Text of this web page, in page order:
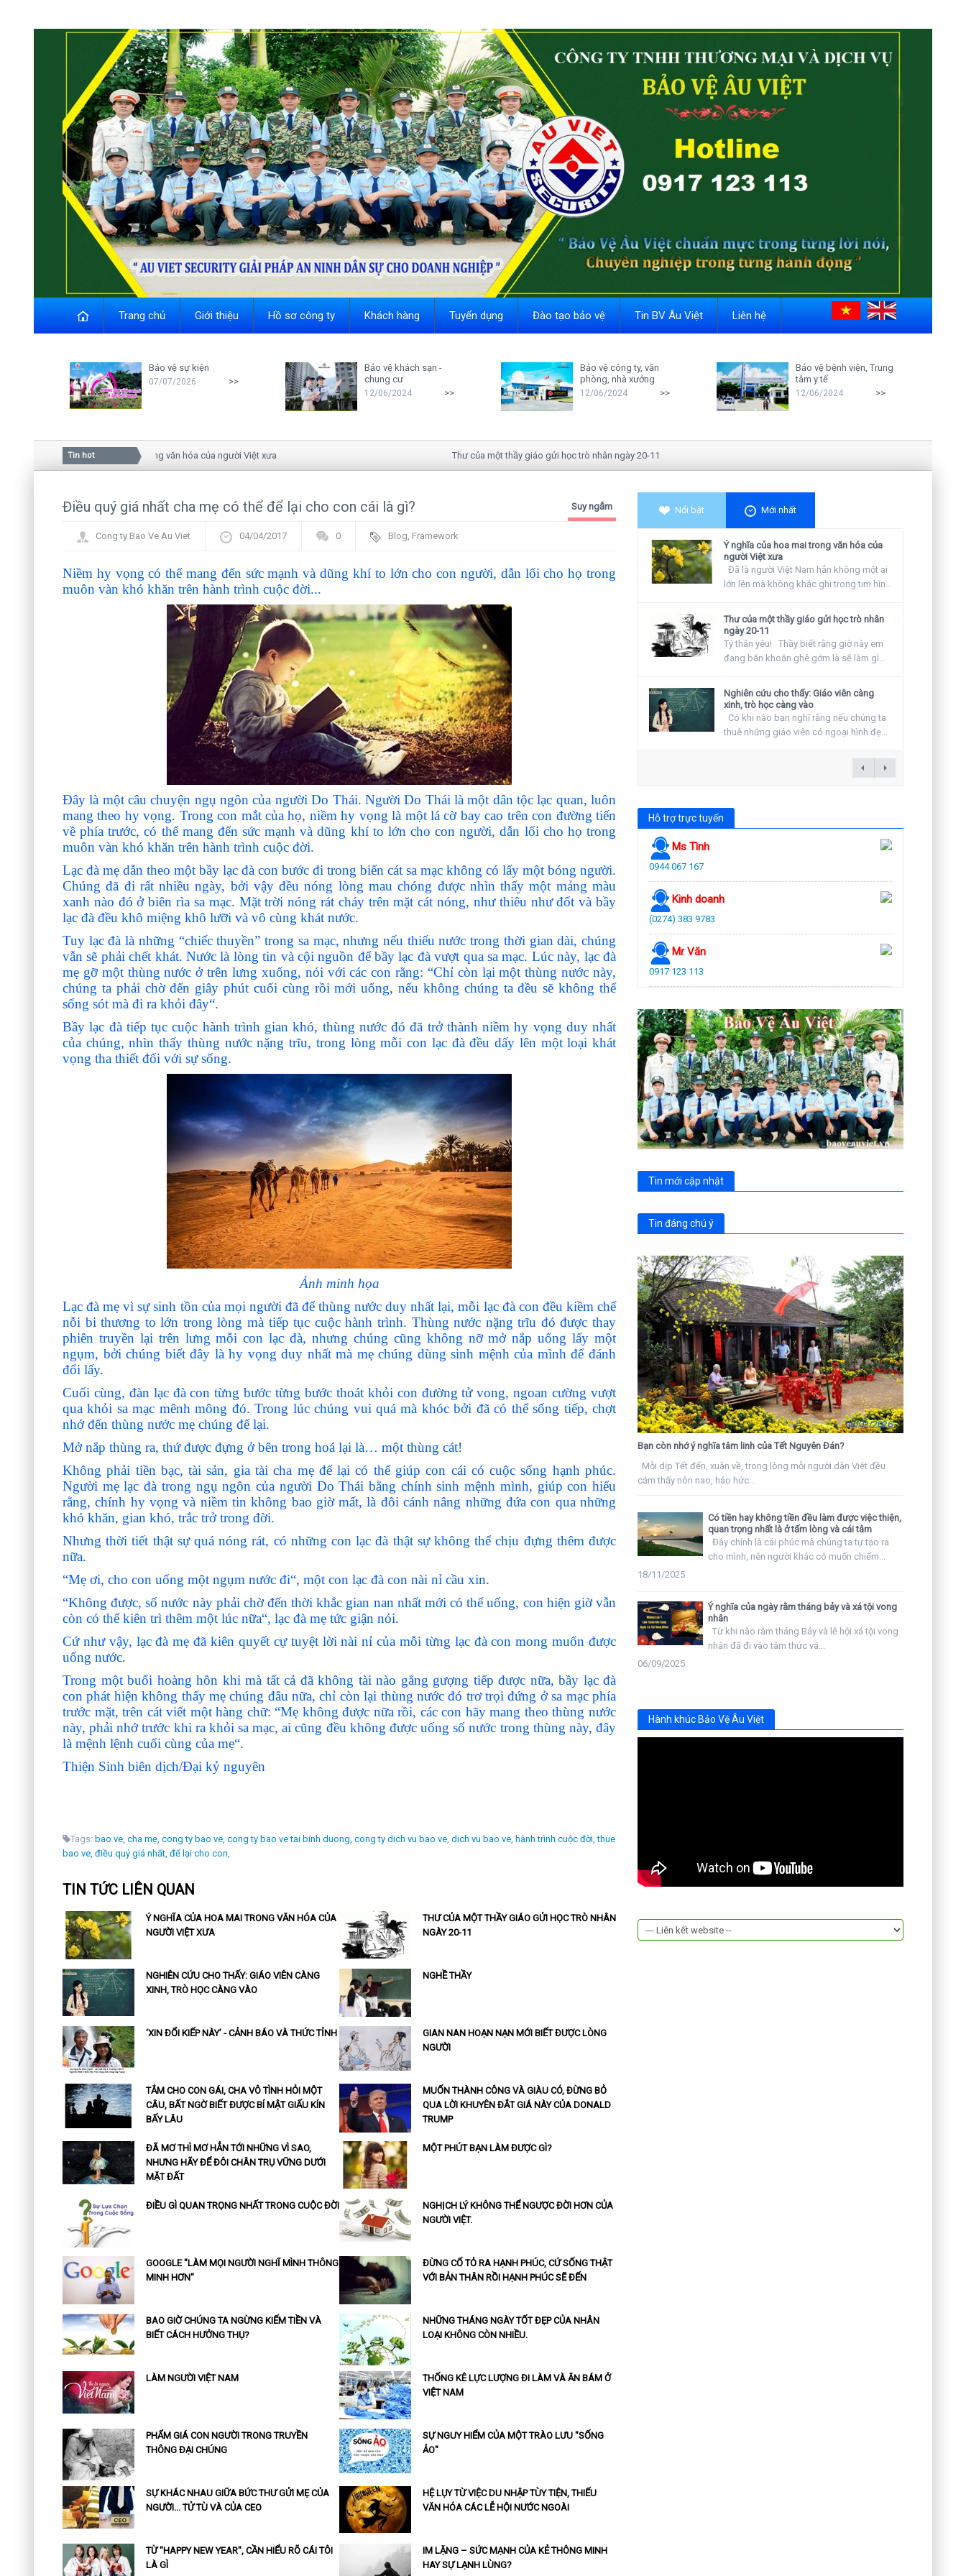
Trang chủ Giới thiệu Hồ sơ công ty Khách hàng Tuyển dụng Đào tạo bảo vệ Tin BV Âu Việt Liên hệ
Bảo vệ sự kiện
07/07/2026 >>
Bảo vệ khách sạn -
chung cư
12/06/2024 >>
Bảo vệ công ty, văn
phòng, nhà xưởng
12/06/2024 >>
Bảo vệ bệnh viện, Trung
tâm y tế
12/06/2024 >>
Tin hot
Ý nghĩa của hoa mai trong văn hóa của người Việt xưa Thư của một thầy giáo gửi học trò nhân ngày 20-11
Điều quý giá nhất cha mẹ có thể để lại cho con cái là gì? Suy ngẫm
Cong ty Bao Ve Au Viet 04/04/2017 0 Blog, Framework
Niềm hy vọng có thể mang đến sức mạnh và dũng khí to lớn cho con người, dẫn lối cho họ trong
muôn vàn khó khăn trên hành trình cuộc đời...
Đây là một câu chuyện ngụ ngôn của người Do Thái. Người Do Thái là một dân tộc lạc quan, luôn
mang theo hy vọng. Trong con mắt của họ, niềm hy vọng là một lá cờ bay cao trên con đường tiến
về phía trước, có thể mang đến sức mạnh và dũng khí to lớn cho con người, dẫn lối cho họ trong
muôn vàn khó khăn trên hành trình cuộc đời.
Lạc đà mẹ dẫn theo một bầy lạc đà con bước đi trong biển cát sa mạc không có lấy một bóng người.
Chúng đã đi rất nhiều ngày, bởi vậy đều nóng lòng mau chóng được nhìn thấy một mảng màu
xanh nào đó ở biên rìa sa mạc. Mặt trời nóng rát cháy trên mặt cát nóng, như thiêu như đốt và bầy
lạc đà đều khô miệng khô lưỡi và vô cùng khát nước.
Tuy lạc đà là những “chiếc thuyền” trong sa mạc, nhưng nếu thiếu nước trong thời gian dài, chúng
vẫn sẽ phải chết khát. Nước là lòng tin và cội nguồn để bầy lạc đà vượt qua sa mạc. Lúc này, lạc đà
mẹ gỡ một thùng nước ở trên lưng xuống, nói với các con rằng: “Chỉ còn lại một thùng nước này,
chúng ta phải chờ đến giây phút cuối cùng rồi mới uống, nếu không chúng ta đều sẽ không thể
sống sót mà đi ra khỏi đây“.
Bầy lạc đà tiếp tục cuộc hành trình gian khó, thùng nước đó đã trở thành niềm hy vọng duy nhất
của chúng, nhìn thấy thùng nước nặng trĩu, trong lòng mỗi con lạc đà đều dấy lên một loại khát
vọng tha thiết đối với sự sống.
Ảnh minh họa
Lạc đà mẹ vì sự sinh tồn của mọi người đã để thùng nước duy nhất lại, mỗi lạc đà con đều kiềm chế
nỗi bi thương to lớn trong lòng mà tiếp tục cuộc hành trình. Thùng nước nặng trĩu đó được thay
phiên truyền lại trên lưng mỗi con lạc đà, nhưng chúng cũng không nỡ mở nắp uống lấy một
ngụm, bởi chúng biết đây là hy vọng duy nhất mà mẹ chúng dùng sinh mệnh của mình để đánh
đổi lấy.
Cuối cùng, đàn lạc đà con từng bước từng bước thoát khỏi con đường tử vong, ngoan cường vượt
qua khỏi sa mạc mênh mông đó. Trong lúc chúng vui quá mà khóc bởi đã có thể sống tiếp, chợt
nhớ đến thùng nước mẹ chúng để lại.
Mở nắp thùng ra, thứ được đựng ở bên trong hoá lại là… một thùng cát!
Không phải tiền bạc, tài sản, gia tài cha mẹ để lại có thể giúp con cái có cuộc sống hạnh phúc.
Người mẹ lạc đà trong ngụ ngôn của người Do Thái bằng chính sinh mệnh mình, giúp con hiểu
rằng, chính hy vọng và niềm tin không bao giờ mất, là đôi cánh nâng những đứa con qua những
khó khăn, gian khó, trắc trở trong đời.
Nhưng thời tiết thật sự quá nóng rát, có những con lạc đà thật sự không thể chịu đựng thêm được
nữa.
“Mẹ ơi, cho con uống một ngụm nước đi“, một con lạc đà con nài nỉ cầu xin.
“Không được, số nước này phải chờ đến thời khắc gian nan nhất mới có thể uống, con hiện giờ vẫn
còn có thể kiên trì thêm một lúc nữa“, lạc đà mẹ tức giận nói.
Cứ như vậy, lạc đà mẹ đã kiên quyết cự tuyệt lời nài nỉ của mỗi từng lạc đà con mong muốn được
uống nước.
Trong một buổi hoàng hôn khi mà tất cả đã không tài nào gắng gượng tiếp được nữa, bầy lạc đà
con phát hiện không thấy mẹ chúng đâu nữa, chỉ còn lại thùng nước đó trơ trọi đứng ở sa mạc phía
trước mặt, trên cát viết một hàng chữ: “Mẹ không được nữa rồi, các con hãy mang theo thùng nước
này, phải nhớ trước khi ra khỏi sa mạc, ai cũng đều không được uống số nước trong thùng này, đây
là mệnh lệnh cuối cùng của mẹ“.
Thiện Sinh biên dịch/Đại kỷ nguyên
Tags: bao ve, cha mẹ, cong ty bao ve, cong ty bao ve tai binh duong, cong ty dich vu bao ve, dich vu bao ve, hành trình cuộc đời, thue
bao ve, điều quý giá nhất, để lại cho con,
TIN TỨC LIÊN QUAN
Ý NGHĨA CỦA HOA MAI TRONG VĂN HÓA CỦA
NGƯỜI VIỆT XƯA
THƯ CỦA MỘT THẦY GIÁO GỬI HỌC TRÒ NHÂN
NGÀY 20-11
NGHIÊN CỨU CHO THẤY: GIÁO VIÊN CÀNG
XINH, TRÒ HỌC CÀNG VÀO
NGHỀ THẦY
‘XIN ĐỔI KIẾP NÀY’ - CẢNH BÁO VÀ THỨC TỈNH
GIAN NAN HOẠN NẠN MỚI BIẾT ĐƯỢC LÒNG
NGƯỜI
TẮM CHO CON GÁI, CHA VÔ TÌNH HỎI MỘT
CÂU, BẤT NGỜ BIẾT ĐƯỢC BÍ MẬT GIẤU KÍN
BẤY LÂU
MUỐN THÀNH CÔNG VÀ GIÀU CÓ, ĐỪNG BỎ
QUA LỜI KHUYÊN ĐẮT GIÁ NÀY CỦA DONALD
TRUMP
ĐÃ MƠ THÌ MƠ HẲN TỚI NHỮNG VÌ SAO,
NHƯNG HÃY ĐỂ ĐÔI CHÂN TRỤ VỮNG DƯỚI
MẶT ĐẤT
MỘT PHÚT BẠN LÀM ĐƯỢC GÌ?
ĐIỀU GÌ QUAN TRỌNG NHẤT TRONG CUỘC ĐỜI
NGHỊCH LÝ KHÔNG THỂ NGƯỢC ĐỜI HƠN CỦA
NGƯỜI VIỆT.
GOOGLE "LÀM MỌI NGƯỜI NGHĨ MÌNH THÔNG
MINH HƠN"
ĐỪNG CỐ TỎ RA HẠNH PHÚC, CỨ SỐNG THẬT
VỚI BẢN THÂN RỒI HẠNH PHÚC SẼ ĐẾN
BAO GIỜ CHÚNG TA NGỪNG KIẾM TIỀN VÀ
BIẾT CÁCH HƯỞNG THỤ?
NHỮNG THÁNG NGÀY TỐT ĐẸP CỦA NHÂN
LOẠI KHÔNG CÒN NHIỀU.
LÀM NGƯỜI VIỆT NAM
THỐNG KÊ LỰC LƯỢNG ĐI LÀM VÀ ĂN BÁM Ở
VIỆT NAM
PHẨM GIÁ CON NGƯỜI TRONG TRUYỀN
THÔNG ĐẠI CHÚNG
SỰ NGUY HIỂM CỦA MỘT TRÀO LƯU "SỐNG
ẢO"
SỰ KHÁC NHAU GIỮA BỨC THƯ GỬI MẸ CỦA
NGƯỜI... TỬ TÙ VÀ CỦA CEO
HỆ LỤY TỪ VIỆC DU NHẬP TÙY TIỆN, THIẾU
VĂN HÓA CÁC LỄ HỘI NƯỚC NGOÀI
TỪ "HAPPY NEW YEAR", CẦN HIỂU RÕ CÁI TÔI
LÀ GÌ
IM LẶNG – SỨC MẠNH CỦA KẺ THÔNG MINH
HAY SỰ LẠNH LÙNG?
Nổi bật Mới nhất
Ý nghĩa của hoa mai trong văn hóa của
người Việt xưa
Đã là người Việt Nam hẳn không một ai
lớn lên mà không khắc ghi trong tim hình
Thư của một thầy giáo gửi học trò nhân
ngày 20-11
Tý thân yêu! Thầy biết rằng giờ này em
đang băn khoăn ghê gớm là sẽ làm gì
Nghiên cứu cho thấy: Giáo viên càng
xinh, trò học càng vào
Có khi nào bạn nghĩ rằng nếu chúng ta
thuê những giáo viên có ngoại hình đẹp
Hỗ trợ trực tuyến
Ms Tình
0944 067 167
Kinh doanh
(0274) 383 9783
Mr Văn
0917 123 113
Tin mới cập nhật
Tin đáng chú ý
Bạn còn nhớ ý nghĩa tâm linh của Tết Nguyên Đán?
08/02/2026
Mỗi dịp Tết đến, xuân về, trong lòng mỗi người dân Việt đều
cảm thấy nôn nao, háo hức...
Có tiền hay không tiền đều làm được việc thiện,
quan trọng nhất là ở tấm lòng và cái tâm
Đây chính là cái phúc mà chúng ta tự tạo ra
cho mình, nên người khác có muốn chiếm...
18/11/2025
Ý nghĩa của ngày rằm tháng bảy và xá tội vong
nhân
Từ khi nào rằm tháng Bảy và lễ hội xá tội vong
nhân đã đi vào tâm thức và...
06/09/2025
Hành khúc Bảo Vệ Âu Việt